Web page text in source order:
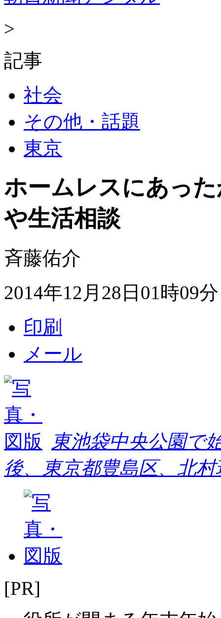
>
記事
社会
その他・話題
東京
ホームレスにあっ
や生活相談
斉藤佑介
2014年12月28日01時09分
印刷
メール
東池袋中央公園で
後、東京都豊島区、北
[PR]